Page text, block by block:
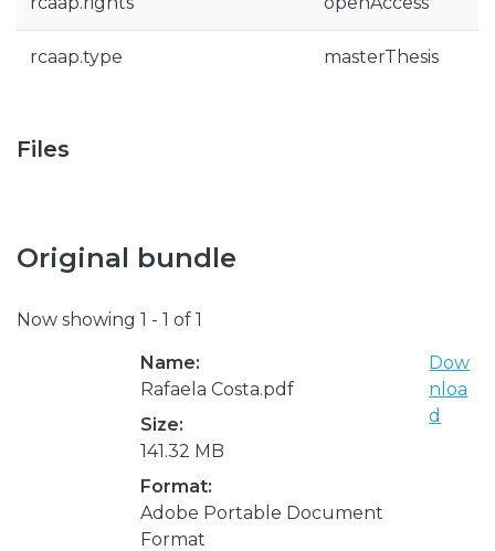
rcaap.type masterThesis
Files
Original bundle
Now showing 1 - 1 of 1
Name:
Rafaela Costa.pdf
Size:
141.32 MB
Format:
Adobe Portable Document
Format
Dow
nloa
d